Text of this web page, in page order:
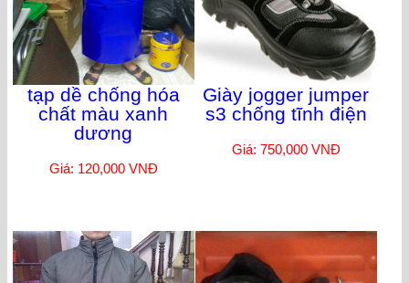
tạp dề chống hóa
chất màu xanh
dương
Giá: 120,000 VNĐ
Giày jogger jumper
s3 chống tĩnh điện
Giá: 750,000 VNĐ